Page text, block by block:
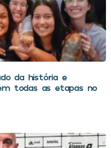
da história e
todas as etapas no